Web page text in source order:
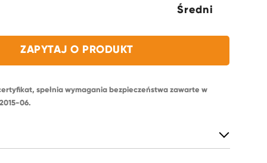
Średni
ZAPYTAJ O PRODUKT
spełnia wymagania bezpieczeństwa zawarte w
06.